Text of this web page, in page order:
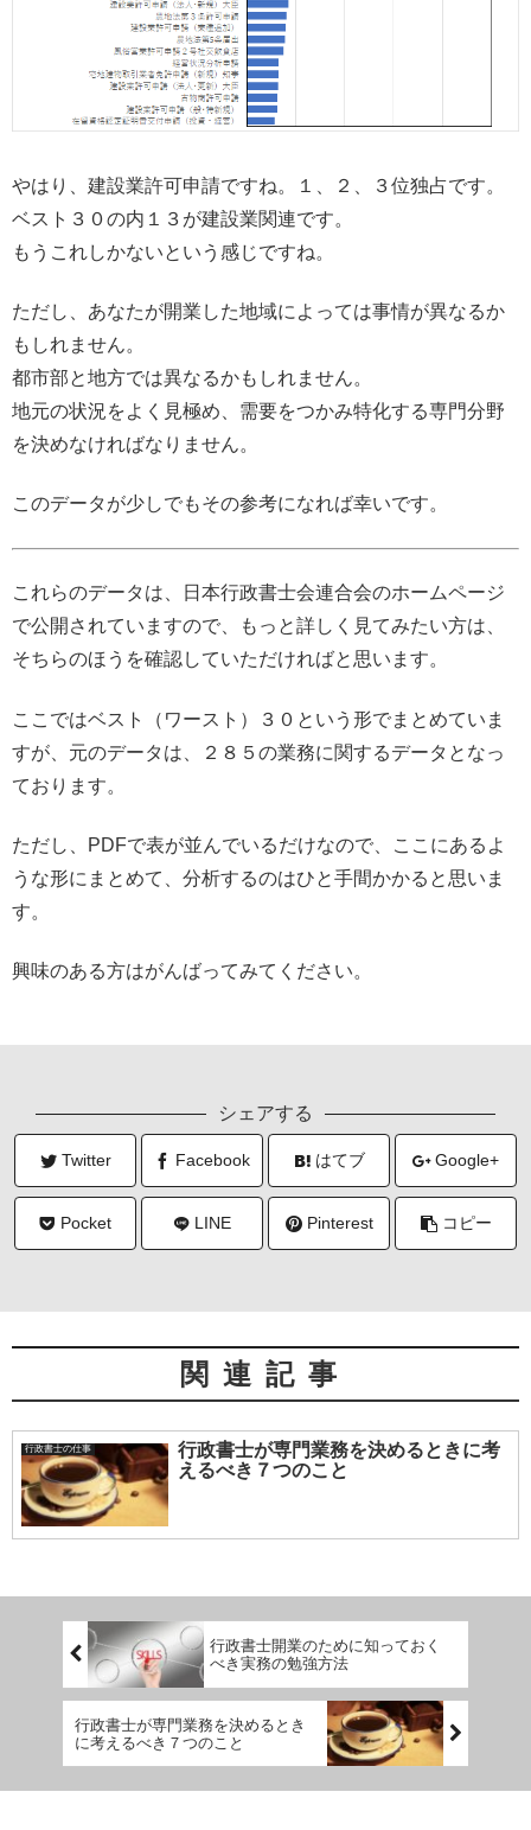
やはり、建設業許可申請ですね。１、２、３位独占です。
ベスト３０の内１３が建設業関連です。
もうこれしかないという感じですね。
ただし、あなたが開業した地域によっては事情が異なるか
もしれません。
都市部と地方では異なるかもしれません。
地元の状況をよく見極め、需要をつかみ特化する専門分野
を決めなければなりません。
このデータが少しでもその参考になれば幸いです。
これらのデータは、日本行政書士会連合会のホームページ
で公開されていますので、もっと詳しく見てみたい方は、
そちらのほうを確認していただければと思います。
ここではベスト（ワースト）３０という形でまとめていま
すが、元のデータは、２８５の業務に関するデータとなっ
ております。
ただし、PDFで表が並んでいるだけなので、ここにあるよ
うな形にまとめて、分析するのはひと手間かかると思いま
す。
興味のある方はがんばってみてください。
シェアする
Twitter Facebook はてブ Google+
Pocket LINE Pinterest コピー
関連記事
行政書士の仕事
行政書士が専門業務を決めるときに考
えるべき７つのこと
行政書士開業のために知っておく
べき実務の勉強方法
行政書士が専門業務を決めるとき
に考えるべき７つのこと